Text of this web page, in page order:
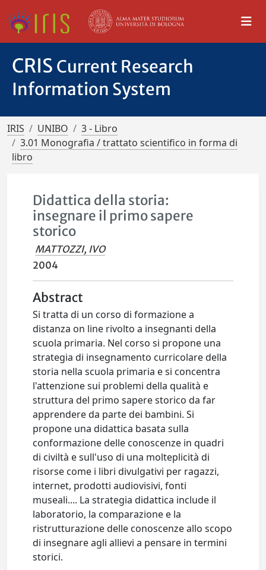
CRIS Current Research
Information System
IRIS UNIBO
3 - Libro
3.01 Monografia / trattato scientifico in forma di
libro
Didattica della storia:
insegnare il primo sapere
storico
MATTOZZI, IVO
2004
Abstract
Si tratta di un corso di formazione a
distanza on line rivolto a insegnanti della
scuola primaria. Nel corso si propone una
strategia di insegnamento curricolare della
storia nella scuola primaria e si concentra
l'attenzione sui problemi della qualità e
struttura del primo sapere storico da far
apprendere da parte dei bambini. Si
propone una didattica basata sulla
conformazione delle conoscenze in quadri
di civiltà e sull'uso di una molteplicità di
risorse come i libri divulgativi per ragazzi,
internet, prodotti audiovisivi, fonti
museali.... La strategia didattica include il
laboratorio, la comparazione e la
ristrutturazione delle conoscenze allo scopo
di insegnare agli allievi a pensare in termini
storici.